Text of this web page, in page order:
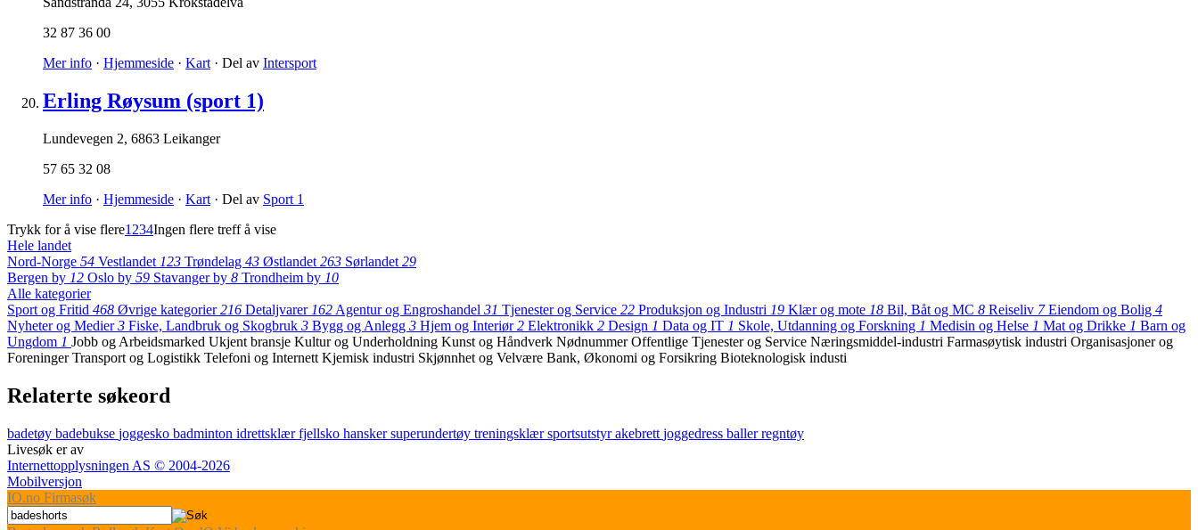
32 87 36 00
Mer info · Hjemmeside · Kart · Del av Intersport
Erling Røysum (sport 1)
Lundevegen 2, 6863 Leikanger
57 65 32 08
Mer info · Hjemmeside · Kart · Del av Sport 1
Trykk for å vise flere1 234Ingen flere treff å vise
Hele landet
Nord-Norge 54 Vestlandet 123 Trøndelag 43 Østlandet 263 Sørlandet 29
Bergen by 12 Oslo by 59 Stavanger by 8 Trondheim by 10
Alle kategorier
Sport og Fritid 468 Øvrige kategorier216 Detaljvarer 162 Agentur og Engroshandel 31 Tjenester og Service 22 Produksjon og Industri 19 Klær og mote 18 Bil, Båt og MC 8 Reiseliv 7 Eiendom og Bolig 4
Nyheter og Medier3 Fiske, Landbruk og Skogbruk 3 Bygg og Anlegg 3 Hjem og Interiør2 Elektronikk 2 Design 1 Data og IT 1 Skole, Utdanning og Forskning 1 Medisin og Helse 1 Mat og Drikke 1 Barn og
Ungdom 1 Jobb og Arbeidsmarked Ukjent bransje Kultur og Underholdning Kunst og Håndverk NødnummerOffentlige Tjenester og Service Næringsmiddel-industri Farmasøytisk industri Organisasjoner og
ForeningerTransport og Logistikk Telefoni og Internett Kjemisk industri Skjønnhet og Velvære Bank, Økonomi og Forsikring Bioteknologisk industi
Relaterte søkeord
badetøy badebukse joggesko badminton idrettsklærfjellsko hanskersuperundertøy treningsklærsportsutstyrakebrett joggedress ballerregntøy
Livesøk er av
Internettopplysningen AS © 2004-2026
Mobilversjon
IO.no Firmasøk